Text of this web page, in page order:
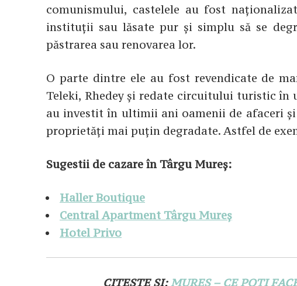
comunismului, castelele au fost
instituții sau lăsate pur și simplu să se
păstrarea sau renovarea lor.
O parte dintre ele au fost revendicate de
Teleki, Rhedey și redate circuitului turistic
au investit în ultimii ani oamenii de afaceri
proprietăți mai puțin degradate. Astfel de
Sugestii de cazare în Târgu Mureș:
Haller Boutique
Central Apartment Târgu Mureș
Hotel Privo
CITEȘTE ȘI:MUREȘ – CE POȚI